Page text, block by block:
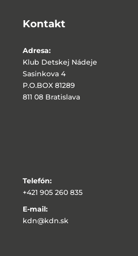
Kontakt
Adresa:
Klub Detskej Nádeje
Sasinkova 4
P.O.BOX 81289
811 08 Bratislava
Telefón:
+421 905 260 835
E-mail:
kdn@kdn.sk